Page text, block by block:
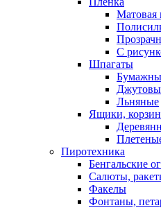
Матовая
С
Шпагаты
Льняные
Ящики,
Пиротехника
Бенгальские
Салюты,
Факелы
Фонтаны,